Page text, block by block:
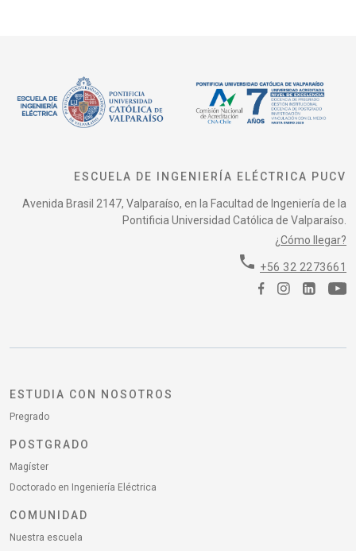
ESCUELA DE INGENIERÍA ELÉCTRICA PUCV
Avenida Brasil 2147, Valparaíso, en la Facultad de Ingeniería de la
Pontificia Universidad Católica de Valparaíso.
¿Cómo llegar?
phone +56 32 2273661
ESTUDIA CON NOSOTROS
Pregrado
POSTGRADO
Magíster
Doctorado en Ingeniería Eléctrica
COMUNIDAD
Nuestra escuela